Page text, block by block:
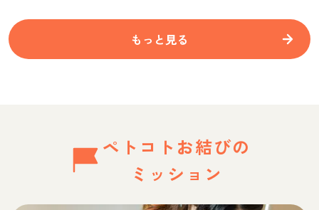
もっと見る
ペトコトお結びの
ミッション